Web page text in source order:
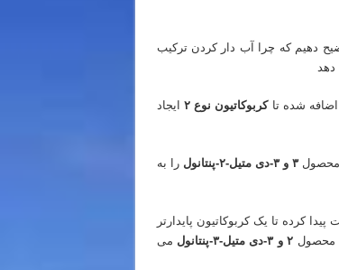
دهیم که چرا آب دار کردن ترکیب
اضافه شده تاکربوکاتیون نوع ۲
ایجاد
محصول ۳ و ۳-دی متیل-۲-پنتانول
را به
کرده تا یک کربوکاتیون پایدارتر
محصول ۲ و ۳-دی متیل-۳-پنتانول
می